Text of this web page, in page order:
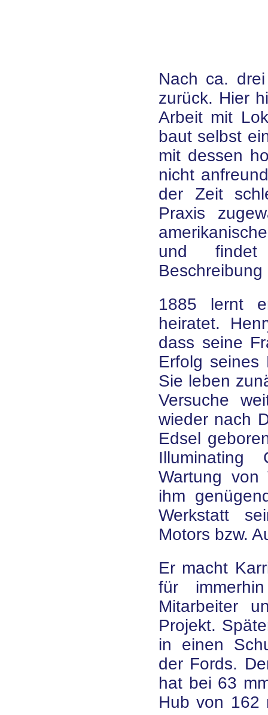
Nach ca.
zurück. Hier
Arbeit mit
baut selbst
mit dessen
nicht
der Zeit
Praxis
und findet
1885 lernt
heiratet.
dass seine
Erfolg seines
Sie leben
Versuche
wieder nach
Edsel
Illuminating
Wartung von
ihm
Werkstatt
Motors bzw.
Er macht
für
Mitarbeiter
Projekt.
in einen
der Fords.
hat bei 63
Hub von 162